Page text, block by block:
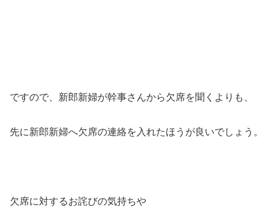
ですので、新郎新婦が幹事さんから欠席を聞くよりも、
先に新郎新婦へ欠席の連絡を入れたほうが良いでしょう。
欠席に対するお詫びの気持ちや